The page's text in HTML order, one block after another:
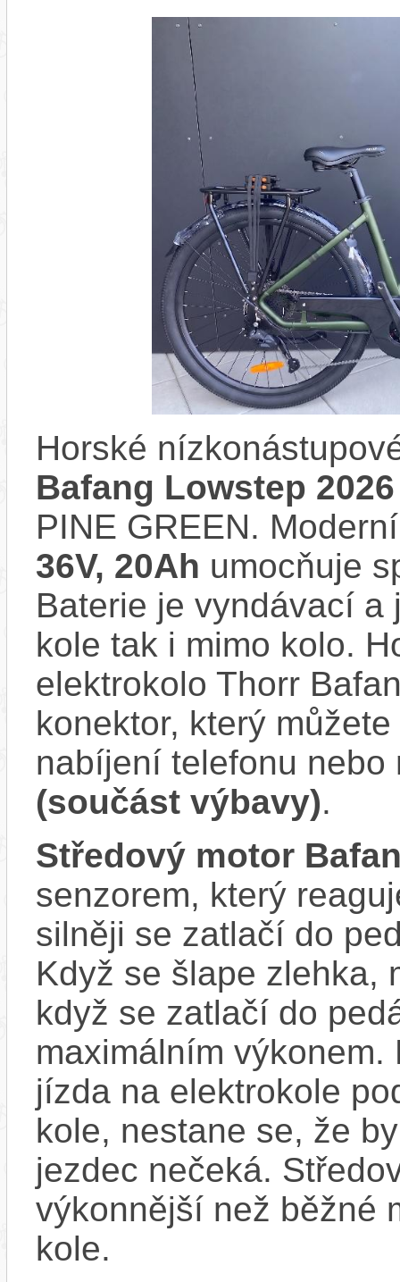
Horské
Bafang Lowstep 2026
PINE GREEN.
36V, 20Ah umocňuje
Baterie je vyndávací
kole tak i mimo kolo.
elektrokolo Thorr
konektor, který
nabíjení telefonu
(součást výbavy).
Středový motor
senzorem, který
silněji se zatlačí do
Když se šlape zlehka,
když se zatlačí do
maximálním
jízda na elektrokole
kole, nestane se, že
jezdec nečeká.
výkonnější než běžné
kole.